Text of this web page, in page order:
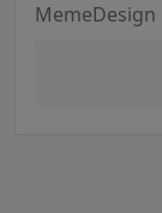
MemeDesign